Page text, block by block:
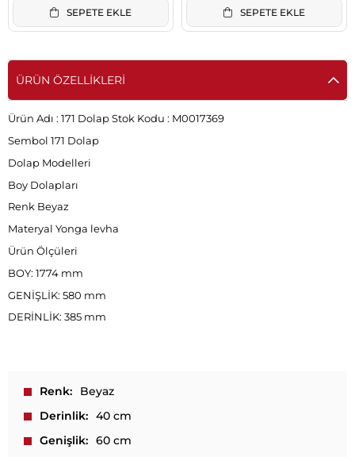
SEPETE EKLE SEPETE EKLE
ÜRÜN ÖZELLIKLERI
Ürün Adı : 171 Dolap Stok Kodu : M0017369
Sembol 171 Dolap
Dolap Modelleri
Boy Dolapları
Renk Beyaz
Materyal Yonga levha
Ürün Ölçüleri
BOY: 1774 mm
GENİŞLİK: 580 mm
DERİNLİK: 385 mm
Renk
Beyaz
Derinlik
40 cm
Genişlik
60 cm